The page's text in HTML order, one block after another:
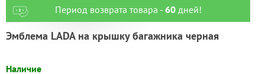
Период возврата товара - 60дней!
Эмблема LADA на крышку багажника черная
Наличие